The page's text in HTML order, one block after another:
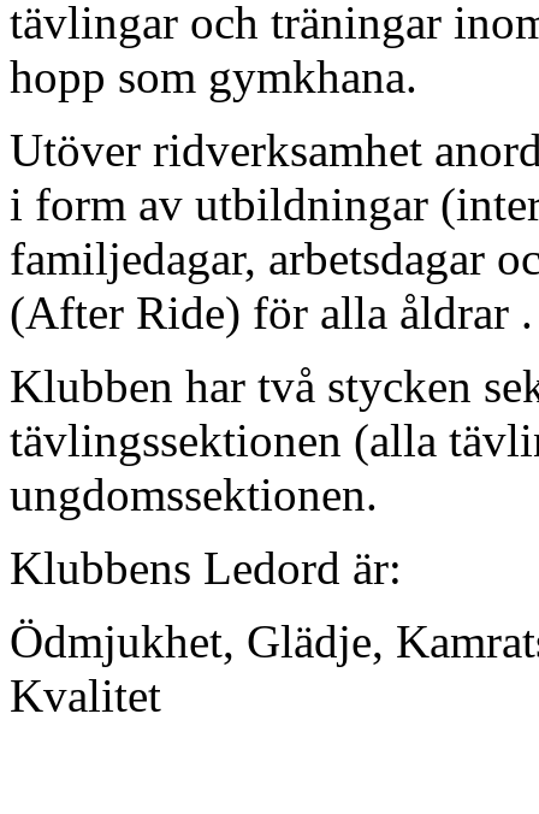
tävlingar och träningar
hopp som gymkhana.
Utöver ridverksamhet
i form av utbildningar
familjedagar, arbetsdagar
(After Ride) för alla åldrar .
Klubben har två stycken
tävlingssektionen (alla
ungdomssektionen.
Klubbens Ledord är:
Ödmjukhet, Glädje,
Kvalitet